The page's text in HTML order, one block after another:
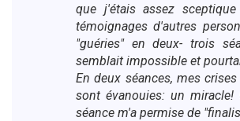
que j'étais assez
témoignages d'autres
"guéries" en deux- trois
semblait impossible et
En deux séances, mes
sont évanouies: un miracle!
séance m'a permise de